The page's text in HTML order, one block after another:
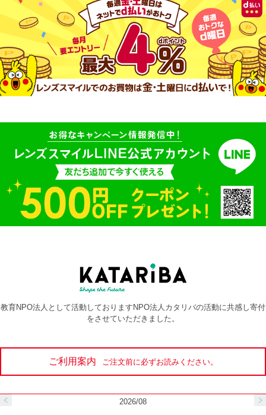
教育NPO法人として活動しておりますNPO法人カタリバの活動に共感し寄付
をさせていただきました。
ご利用案内 ご注文前に必ずお読みください。
2026/08